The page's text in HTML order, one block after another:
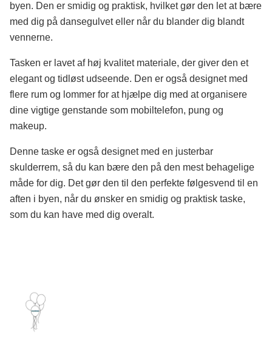
byen. Den er smidig og praktisk, hvilket gør den let at bære
med dig på dansegulvet eller når du blander dig blandt
vennerne.
Tasken er lavet af høj kvalitet materiale, der giver den et
elegant og tidløst udseende. Den er også designet med
flere rum og lommer for at hjælpe dig med at organisere
dine vigtige genstande som mobiltelefon, pung og
makeup.
Denne taske er også designet med en justerbar
skulderrem, så du kan bære den på den mest behagelige
måde for dig. Det gør den til den perfekte følgesvend til en
aften i byen, når du ønsker en smidig og praktisk taske,
som du kan have med dig overalt.